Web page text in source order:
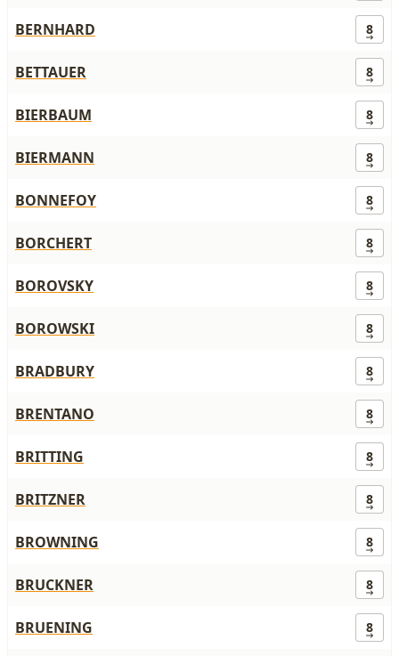
BERNHARD 8
BETTAUER 8
BIERBAUM 8
BIERMANN 8
BONNEFOY 8
BORCHERT 8
BOROVSKY 8
BOROWSKI 8
BRADBURY 8
BRENTANO 8
BRITTING 8
BRITZNER 8
BROWNING 8
BRUCKNER 8
BRUENING 8